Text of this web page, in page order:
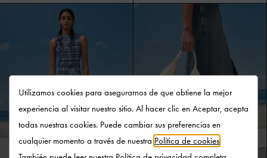
Utilizamos cookies para asegurarnos de que obtiene la mejor
experiencia al visitar nuestro sitio. Al hacer clic en Aceptar, acepta
todas nuestras cookies. Puede cambiar sus preferencias en
cualquier momento a través de nuestra Política de cookies